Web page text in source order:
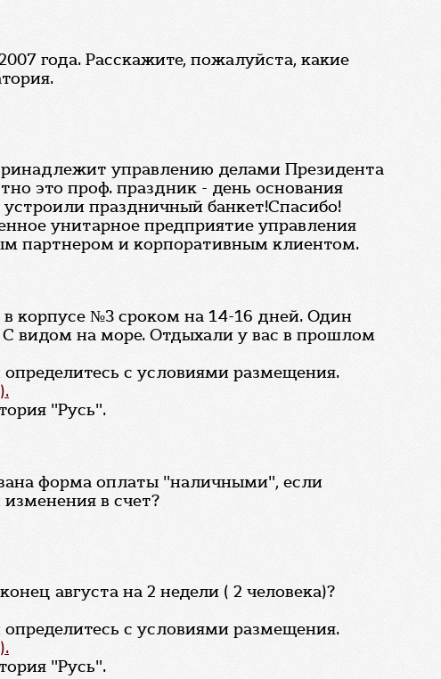
года. Расскажите, пожалуйста, какие
управлению делами Президента
это проф. праздник - день основания
праздничный банкет!Спасибо!
унитарное предприятие управления
партнером и корпоративным клиентом.
корпусе №3 сроком на 14-16 дней. Один
видом на море. Отдыхали у вас в прошлом
определитесь с условиями размещения.
"Русь".
форма оплаты "наличными", если
в счет?
августа на 2 недели ( 2 человека)?
определитесь с условиями размещения.
"Русь".